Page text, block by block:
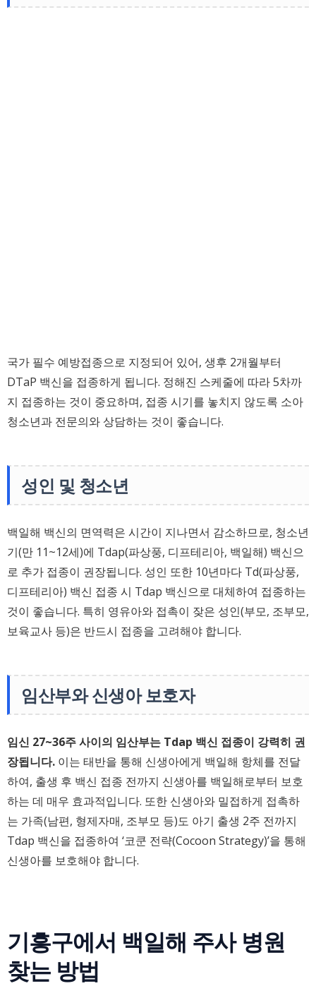
국가 필수 예방접종으로 지정되어 있어, 생후 2개월부터
DTaP 백신을 접종하게 됩니다. 정해진 스케줄에 따라 5차까
지 접종하는 것이 중요하며, 접종 시기를 놓치지 않도록 소아
청소년과 전문의와 상담하는 것이 좋습니다.
성인 및 청소년
백일해 백신의 면역력은 시간이 지나면서 감소하므로, 청소년
기(만 11~12세)에 Tdap(파상풍, 디프테리아, 백일해) 백신으
로 추가 접종이 권장됩니다. 성인 또한 10년마다 Td(파상풍,
디프테리아) 백신 접종 시 Tdap 백신으로 대체하여 접종하는
것이 좋습니다. 특히 영유아와 접촉이 잦은 성인(부모, 조부모,
보육교사 등)은 반드시 접종을 고려해야 합니다.
임산부와 신생아 보호자
임신 27~36주 사이의 임산부는 Tdap 백신 접종이 강력히 권
장됩니다. 이는 태반을 통해 신생아에게 백일해 항체를 전달
하여, 출생 후 백신 접종 전까지 신생아를 백일해로부터 보호
하는 데 매우 효과적입니다. 또한 신생아와 밀접하게 접촉하
는 가족(남편, 형제자매, 조부모 등)도 아기 출생 2주 전까지
Tdap 백신을 접종하여 ‘코쿤 전략(Cocoon Strategy)’을 통해
신생아를 보호해야 합니다.
기흥구에서 백일해 주사 병원
찾는 방법